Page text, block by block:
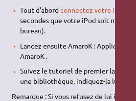
Tout d'abordconnectez votre iPod
secondes que votre iPod soit monté
bureau).
Lancez ensuite AmaroK :
AmaroK .
Suivez le tutoriel de premier
une bibliothèque, indiquez-la lui.
Remarque : Si vous refusez de lui